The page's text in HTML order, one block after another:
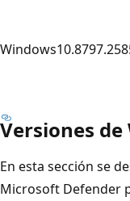
Windows
Versiones
En esta sección se
Microsoft Defender